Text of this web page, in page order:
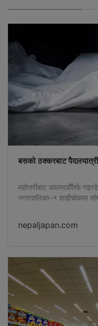
बसको ठक्करबाट
महोत्तरीबाट काठमाडौँतर्फ
नगरपालिका–१ शाहीचोकमा
nepaljapan.com